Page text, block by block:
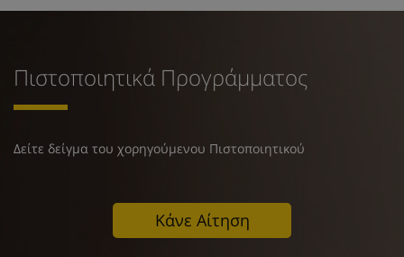
Πιστοποιητικά Προγράμματος
Δείτε δείγμα του χορηγούμενου Πιστοποιητικού
Κάνε Αίτηση